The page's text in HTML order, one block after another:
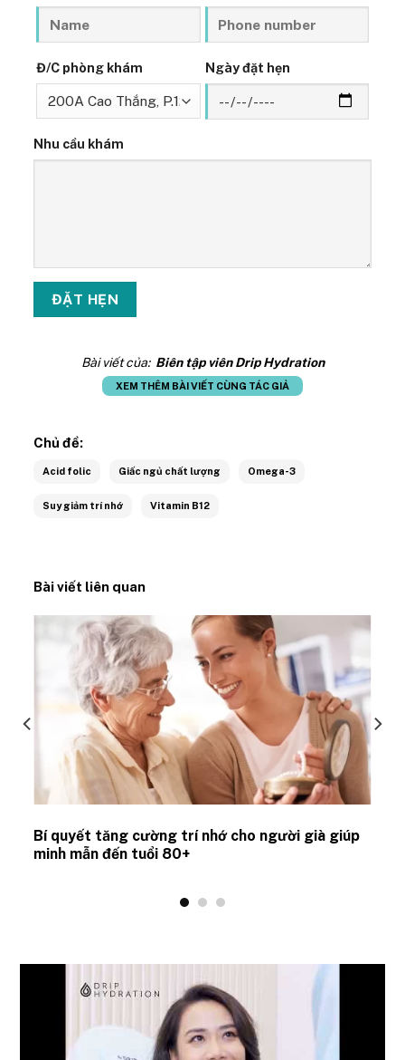
Đ/C phòng khám Ngày đặt hẹn
Nhu cầu khám
Bài viết của: Biên tập viên Drip Hydration
XEM THÊM BÀI VIẾT CÙNG TÁC GIẢ
Chủ đề:
Acid folic Giấc ngủ chất lượng Omega-3
Suy giảm trí nhớ Vitamin B12
Bài viết liên quan
Bí quyết tăng cường trí nhớ cho người già giúp
minh mẫn đến tuổi 80+